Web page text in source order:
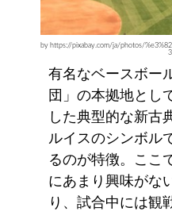
by https://pixabay.com/ja/photos/
有名なベースボー
団」の本拠地とし
した典型的な新古
ルイスのシンボル
るのが特徴。ここ
にあまり興味がな
り、試合中には観